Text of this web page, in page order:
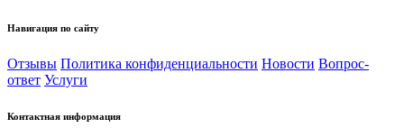
Навигация по сайту
Отзывы Политика конфиденциальности Новости Вопрос-
ответ Услуги
Контактная информация